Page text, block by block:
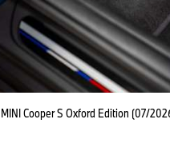
MINI Cooper S Oxford Edition (07/